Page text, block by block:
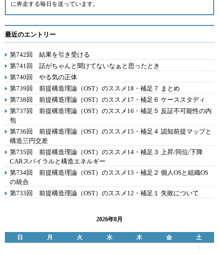
に奔走する毎日を送っています。
最近のエントリー
第742回 結果を引き受ける
第741回 話がちゃんと聞けてないなぁと思ったとき
第740回 やる気の正体
第739回 前提構造理論（OST）のススメ18・補足７ まとめ
第738回 前提構造理論（OST）のススメ17・補足６ ケーススタディ
第737回 前提構造理論（OST）のススメ16・補足５ 反証不可能性の内
包
第736回 前提構造理論（OST）のススメ15・補足４ 認知前提マップと
構造三円交差
第735回 前提構造理論（OST）のススメ14・補足３ 上昇/同位/下降
CARスパイラルと構造エネルギー
第734回 前提構造理論（OST）のススメ13・補足２ 個人OSと組織OS
の統合
第733回 前提構造理論（OST）のススメ12・補足１ 失敗について
2026年8月
日 月 火 水 木 金
土